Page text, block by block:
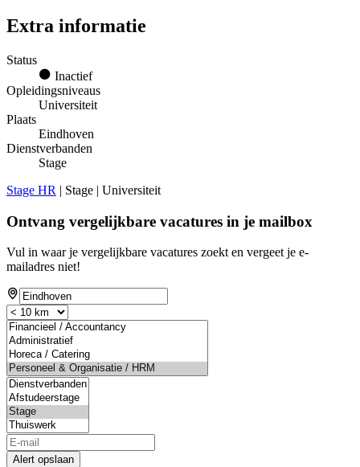
Extra informatie
Status
Inactief
Opleidingsniveaus
Universiteit
Plaats
Eindhoven
Dienstverbanden
Stage
Stage HR | Stage | Universiteit
Ontvang vergelijkbare vacatures in je mailbox
Vul in waar je vergelijkbare vacatures zoekt en vergeet je e-
mailadres niet!
Alert opslaan